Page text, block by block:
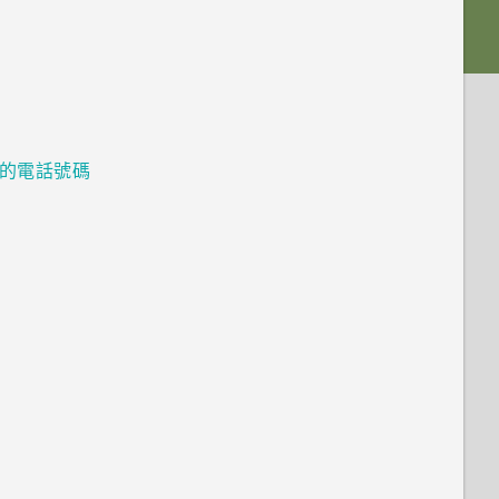
電話號碼